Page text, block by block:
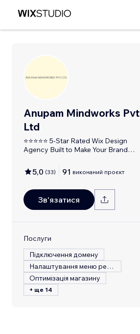
Anupam Mindworks Pvt
Ltd
⭐⭐⭐⭐⭐ 5-Star Rated Wix Design
Agency Built to Make Your Brand
5,0 (33) 91 виконаний проєкт
Зв'язатися
Послуги
Підключення домену
Налаштування меню ресторану
Оптимізація магазину
+ ще 14